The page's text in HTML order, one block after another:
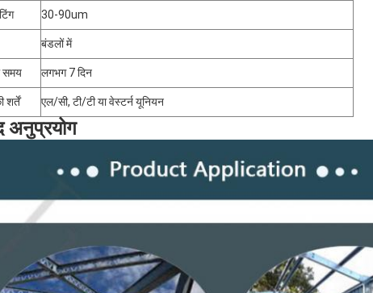
30-90um
बंडलों में
समय लगभग 7 दिन
शर्तें एल/सी, टी/टी या वेस्टर्न यूनियन
अनुप्रयोग